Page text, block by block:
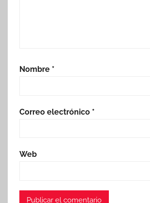
Nombre *
Correo electrónico *
Web